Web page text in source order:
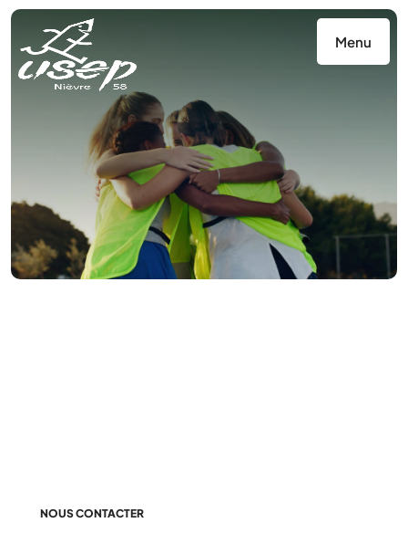
Menu
NOUS CONTACTER
Panneau de gestion des cookies